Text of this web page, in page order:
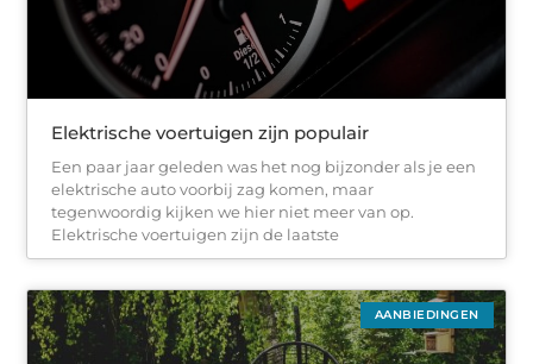
Elektrische voertuigen zijn populair
Een paar jaar geleden was het nog bijzonder als je een
elektrische auto voorbij zag komen, maar
tegenwoordig kijken we hier niet meer van op.
Elektrische voertuigen zijn de laatste
AANBIEDINGEN